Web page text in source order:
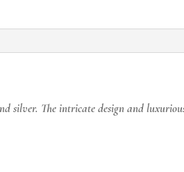
silver. The intricate design and